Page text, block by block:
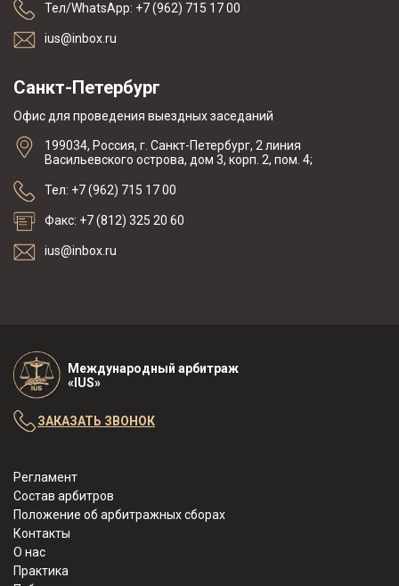
Тел/WhatsApp: +7 (962) 715 17 00
ius@inbox.ru
Санкт-Петербург
Офис для проведения выездных заседаний
199034, Россия, г. Санкт-Петербург, 2 линия
Васильевского острова, дом 3, корп. 2, пом. 4;
Тел: +7 (962) 715 17 00
Факс: +7 (812) 325 20 60
ius@inbox.ru
Международный арбитраж
«IUS»
Регламент
Состав арбитров
Положение об арбитражных сборах
Контакты
О нас
Практика
ЗАКАЗАТЬ ЗВОНОК